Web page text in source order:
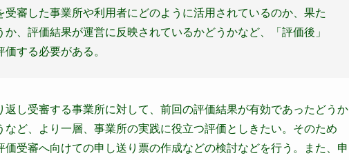
審した事業所や利用者にどのように活用されているのか、果た
、評価結果が運営に反映されているかどうかなど、「評価後」
する必要がある。
し受審する事業所に対して、前回の評価結果が有効であったどうか
ど、より一層、事業所の実践に役立つ評価としきたい。そのため
受審へ向けての申し送り票の作成などの検討などを行う。また、申